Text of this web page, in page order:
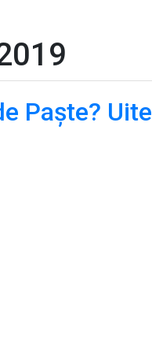
Paște? Uite